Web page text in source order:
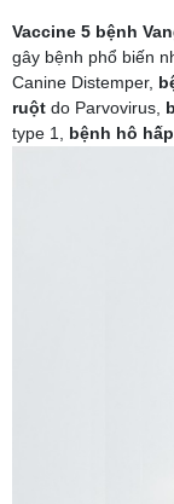
Vaccine 5 bệnh
gây bệnh phổ biến
Canine Distemper,
ruột do Parvovirus,
type 1, bệnh hô hấp